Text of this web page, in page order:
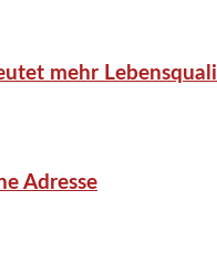
mehr
Adresse